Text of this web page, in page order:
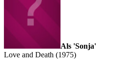
Als 'Sonja'
Love and Death (1975)